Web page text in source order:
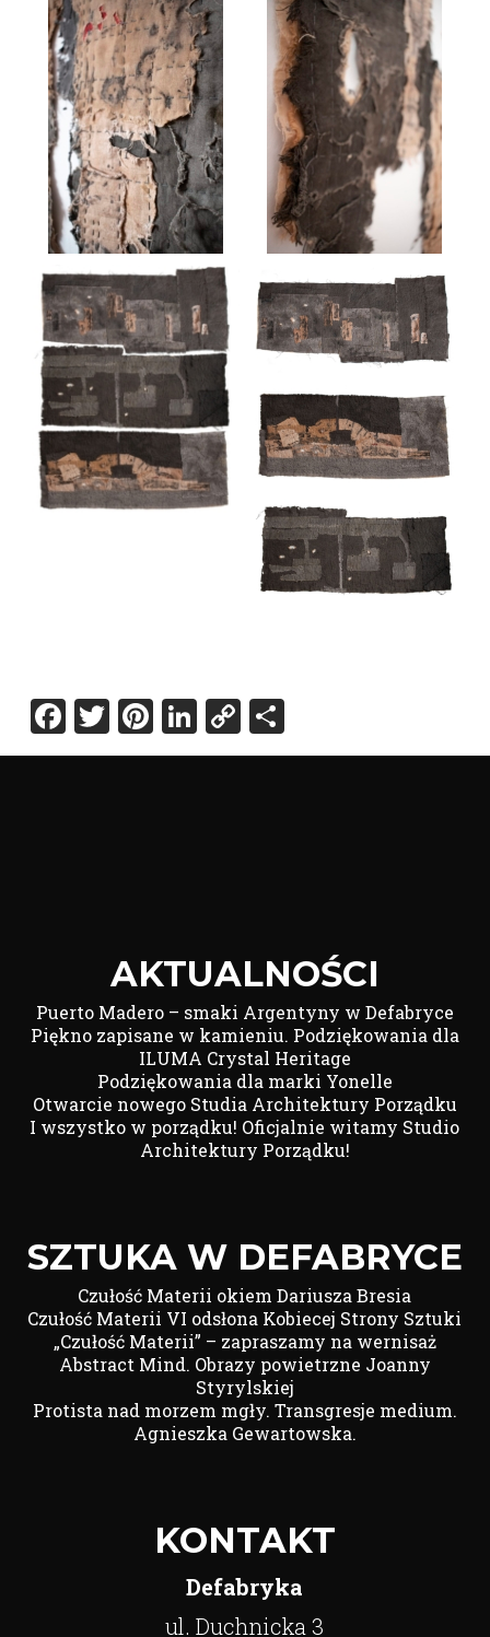
Facebook
Twitter
Pinterest
LinkedIn
Copy
Link
Share
AKTUALNOŚCI
Puerto Madero – smaki Argentyny w Defabryce
Piękno zapisane w kamieniu. Podziękowania dla
ILUMA Crystal Heritage
Podziękowania dla marki Yonelle
Otwarcie nowego Studia Architektury Porządku
I wszystko w porządku! Oficjalnie witamy Studio
Architektury Porządku!
SZTUKA W DEFABRYCE
Czułość Materii okiem Dariusza Bresia
Czułość Materii VI odsłona Kobiecej Strony Sztuki
„Czułość Materii” – zapraszamy na wernisaż
Abstract Mind. Obrazy powietrzne Joanny
Styrylskiej
Protista nad morzem mgły. Transgresje medium.
Agnieszka Gewartowska.
KONTAKT
Defabryka
ul. Duchnicka 3